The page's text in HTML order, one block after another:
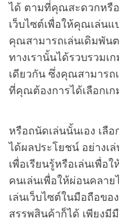
ได้ ตามที่คุณสะดวกหรือ
เว็บไซต์เพื่อให้คุณเล่น
คุณสามารถเล่นเดิมพัน
ทางเรานั้นได้รวบรวม
เดียวกัน ซึ่งคุณสามารถ
ที่คุณต้องการได้เลือกเ
หรือถนัดเล่นนั้นเอง เลื
ได้ผลประโยชน์ อย่างเ
เพื่อเรียนรู้หรือเล่นเพื่อ
คนเล่นเพื่อให้ผ่อนคลา
เล่นเว็บไซต์ในมือถือข
สรรพสินค้าก็ได้ เพียงมี